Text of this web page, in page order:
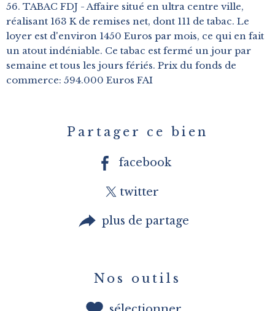
56. TABAC FDJ - Affaire situé en ultra centre ville,
réalisant 163 K de remises net, dont 111 de tabac. Le
loyer est d'environ 1450 Euros par mois, ce qui en fait
un atout indéniable. Ce tabac est fermé un jour par
semaine et tous les jours fériés. Prix du fonds de
commerce: 594.000 Euros FAI
Partager ce bien
facebook
twitter
plus de partage
Nos outils